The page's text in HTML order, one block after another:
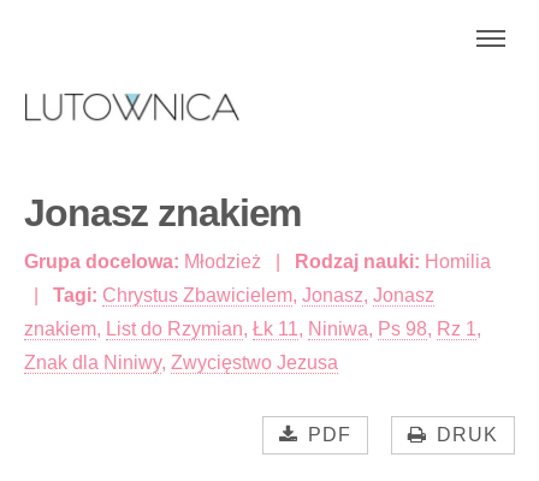
Jonasz znakiem
Grupa docelowa: Młodzież Rodzaj nauki: Homilia
Tagi: Chrystus Zbawicielem, Jonasz, Jonasz
znakiem, List do Rzymian, Łk 11, Niniwa, Ps 98, Rz 1,
Znak dla Niniwy, Zwycięstwo Jezusa
PDF DRUK